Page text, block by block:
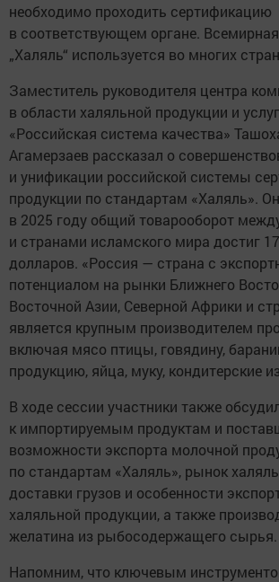
необходимо проходить сертификацию
в соответствующем органе.
„Халяль“ используется во многих
Заместитель руководителя центра
в области халяльной продукции и
«Российская система качества»
Агамерзаев рассказал о
и унификации российской системы
продукции по стандартам «Халяль».
в 2025 году общий товарооборот
и странами исламского мира достиг
долларов. «Россия — страна с
потенциалом на рынки Ближнего
Восточной Азии, Северной Африки и
является крупным производителем
включая мясо птицы, говядину,
продукцию, яйца, муку, кондитерские
В ходе сессии участники также
к импортируемым продуктам и
возможности экспорта молочной
по стандартам «Халяль», рынок
доставки грузов и особенности
халяльной продукции, а также
желатина из рыбосодержащего сырья.
Напомним, что ключевым